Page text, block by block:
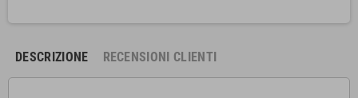
DESCRIZIONE RECENSIONI CLIENTI